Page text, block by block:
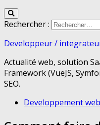
Rechercher :
Developpeur /
Actualité web, solution
Framework (VueJS,
SEO.
Developpement web